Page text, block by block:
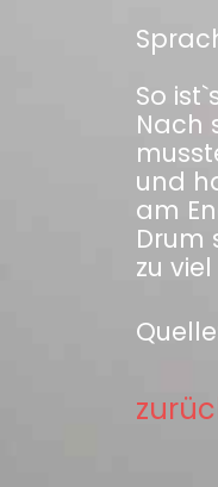
So
Nach
und
am
Drum
zu